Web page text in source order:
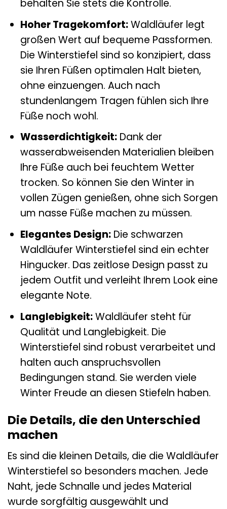
behalten Sie stets die Kontrolle.
Hoher Tragekomfort:Waldläufer legt
großen Wert auf bequeme Passformen.
Die Winterstiefel sind so konzipiert, dass
sie Ihren Füßen optimalen Halt bieten,
ohne einzuengen. Auch nach
stundenlangem Tragen fühlen sich Ihre
Füße noch wohl.
Wasserdichtigkeit:Dank der
wasserabweisenden Materialien bleiben
Ihre Füße auch bei feuchtem Wetter
trocken. So können Sie den Winter in
vollen Zügen genießen, ohne sich Sorgen
um nasse Füße machen zu müssen.
Elegantes Design:Die schwarzen
Waldläufer Winterstiefel sind ein echter
Hingucker. Das zeitlose Design passt zu
jedem Outfit und verleiht Ihrem Look eine
elegante Note.
Langlebigkeit:Waldläufer steht für
Qualität und Langlebigkeit. Die
Winterstiefel sind robust verarbeitet und
halten auch anspruchsvollen
Bedingungen stand. Sie werden viele
Winter Freude an diesen Stiefeln haben.
Die Details, die den Unterschied
machen
Es sind die kleinen Details, die die Waldläufer
Winterstiefel so besonders machen. Jede
Naht, jede Schnalle und jedes Material
wurde sorgfältig ausgewählt und